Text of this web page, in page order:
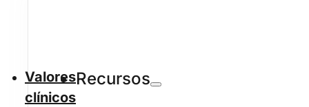
Valores
clínicos
Recursos